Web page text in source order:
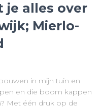
je alles over
Mierlo-
in mijn tuin en
en die boom kappen
Met één druk op de